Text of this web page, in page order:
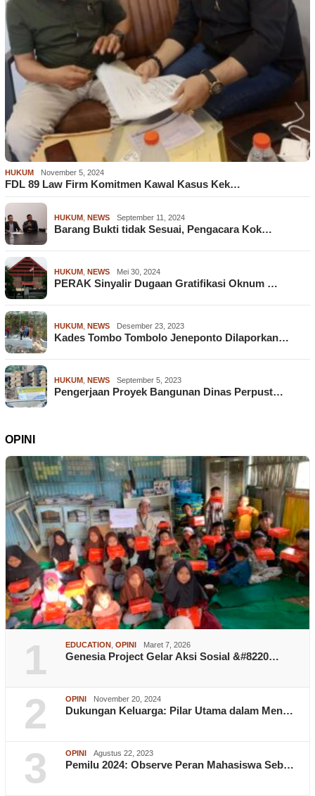
HUKUM November 5, 2024
FDL 89 Law Firm Komitmen Kawal Kasus Kek…
HUKUM NEWS September 11, 2024
Barang Bukti tidak Sesuai, Pengacara Kok…
HUKUM NEWS Mei 30, 2024
PERAK Sinyalir Dugaan Gratifikasi Oknum …
HUKUM NEWS Desember 23, 2023
Kades Tombo Tombolo Jeneponto Dilaporkan…
HUKUM NEWS September 5, 2023
Pengerjaan Proyek Bangunan Dinas Perpust…
OPINI
1 EDUCATION OPINI Maret 7, 2026
Genesia Project Gelar Aksi Sosial &#8220…
2 OPINI November 20, 2024
Dukungan Keluarga: Pilar Utama dalam Men…
3 OPINI Agustus 22, 2023
Pemilu 2024: Observe Peran Mahasiswa Seb…